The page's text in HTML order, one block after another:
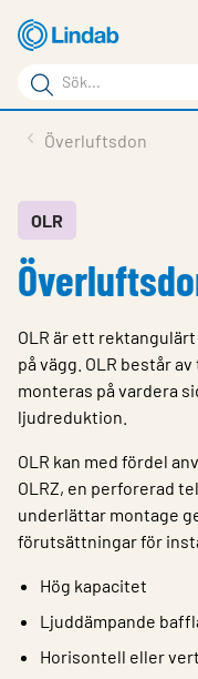
Hoppa
till
huvudinnehållet
Sökord
Sök
på
Service & Support
Hållbarhet
Kontakt
Choose languge
Sweden
Överluftsdon
OLR
OLR är ett
på vägg. OLR består
monte­ras på vardera
ljudreduk­tion.
OLR kan med fördel
OLRZ, en perforerad
underlättar montage
förutsättningar för
Hög kapacitet
Ljuddämpande
Horisontell eller